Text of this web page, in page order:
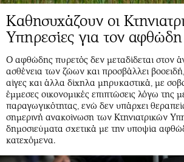
Καθησυχάζουν οι
Υπηρεσίες για τον
Ο αφθώδης πυρετός δεν μεταδίδεται στον
ασθένεια των ζώων και προσβάλλει
αίγες και άλλα δίχηλα μηρυκαστικά, με
έμμεσες οικονομικές επιπτώσεις λόγω της
παραγωγικότητας, ενώ δεν υπάρχει
σημερινή ανακοίνωση των Κτηνιατρικών
δημοσιεύματα σχετικά με την υποψία
κατεχόμενα.